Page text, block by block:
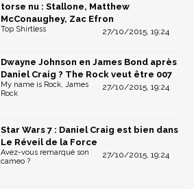
torse nu : Stallone, Matthew
McConaughey, Zac Efron
27/10/2015, 19:24
Top Shirtless
Dwayne Johnson en James Bond après
Daniel Craig ? The Rock veut être 007
27/10/2015, 19:24
My name is Rock, James
Rock
Star Wars 7 : Daniel Craig est bien dans
Le Réveil de la Force
27/10/2015, 19:24
Avez-vous remarqué son
cameo ?